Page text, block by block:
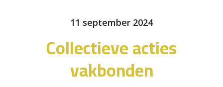
11 september 2024
Collectieve acties
vakbonden